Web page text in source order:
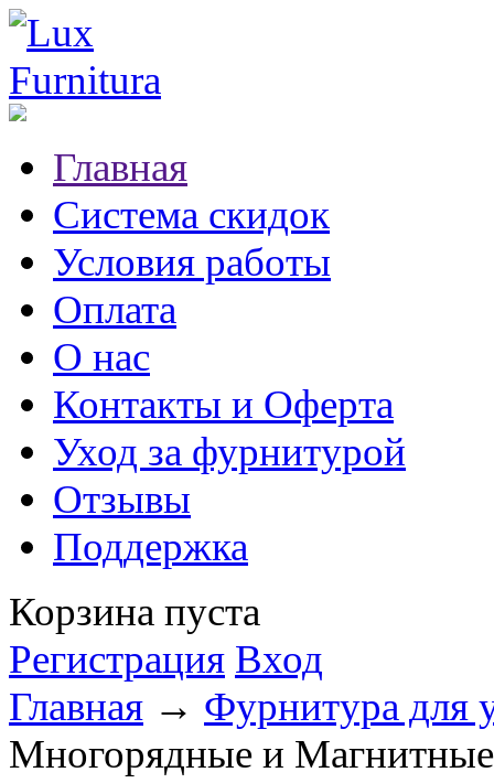
Главная
Система скидок
Условия работы
Оплата
О нас
Контакты и Оферта
Уход за фурнитурой
Отзывы
Поддержка
Корзина пуста
Регистрация Вход
Главная → Фурнитура для
Многорядные и